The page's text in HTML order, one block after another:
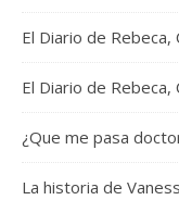
El Diario de Rebeca,
El Diario de
¿Que me pasa
La historia de